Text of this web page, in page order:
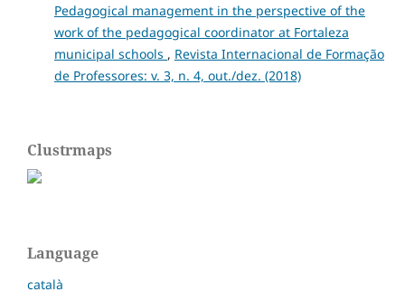
Pedagogical management in the perspective of the
work of the pedagogical coordinator at Fortaleza
municipal schools , Revista Internacional de Formação
de Professores: v. 3, n. 4, out./dez. (2018)
Clustrmaps
Language
català